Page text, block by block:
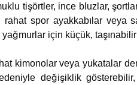
tişörtler, ince bluzlar,
spor ayakkabılar veya
yağmurlar için küçük,
kimonolar veya yukatalar
değişiklik